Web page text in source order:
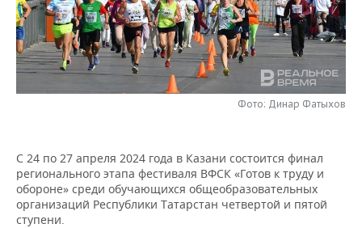
НЕФТЕХИМИЯ
НЕФТЬ
РОЗНИЧНАЯ ТОРГОВЛЯ
ТРАНСПОРТ
НОВОСТИ ТЕХНОЛОГИЙ
IT
МЕРОПРИЯТИЯ
НОВОСТИ МЕРОПРИЯТИЙ
ONLINE-КОНФЕРЕНЦИИ
ОТКРЫТАЯ ЛЕКЦИЯ
СПОРТ
ХОККЕЙ
БАСКЕТБОЛ
ВЛАСТЬ
ИНФРАСТРУКТУРА
СЮЖЕТЫ
СПРАВОЧНИК
Фото: Динар Фатыхов
С 24 по 27 апреля 2024 года в Казани состоится финал
регионального этапа фестиваля ВФСК «Готов к труду и
обороне» среди обучающихся общеобразовательных
организаций Республики Татарстан четвертой и пятой
ступени.